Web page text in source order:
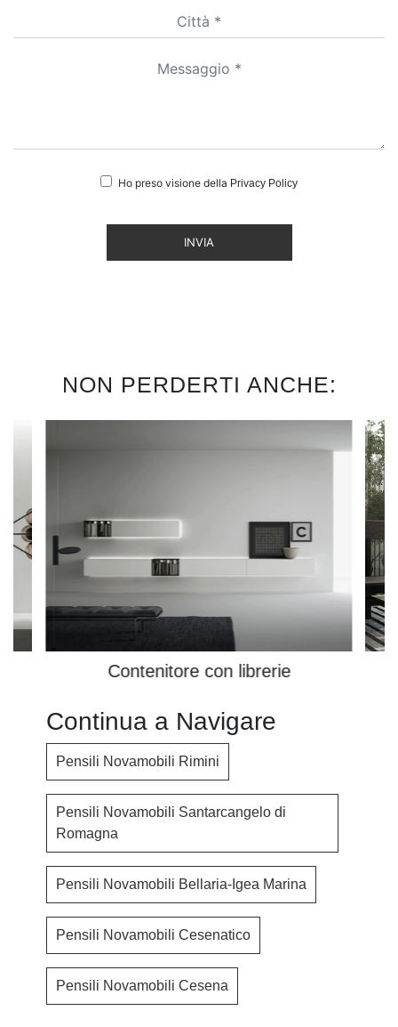
Ho preso visione della Privacy Policy
INVIA
NON PERDERTI ANCHE:
Contenitore con librerie
Continua a Navigare
Pensili Novamobili Rimini
Pensili Novamobili Santarcangelo di
Romagna
Pensili Novamobili Bellaria-Igea Marina
Pensili Novamobili Cesenatico
Pensili Novamobili Cesena